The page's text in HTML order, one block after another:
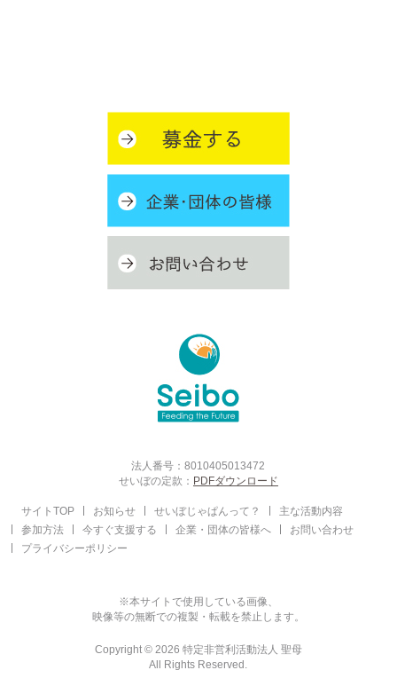
法人番号：8010405013472
せいぼの定款： PDFダウンロード
サイトTOP お知らせ せいぼじゃぱんって？
主な活動内容
参加方法
今すぐ支援する 企業・団体の皆様へ
お問い合わせ
プライバシーポリシー
※本サイトで使用している画像、
映像等の無断での複製・転載を禁止します。
Copyright © 2026 特定非営利活動法人 聖母
All Rights Reserved.